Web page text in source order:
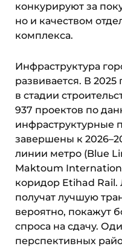
конкурируют за
но и качеством
комплекса.
Инфраструктура
развивается. В 2025
в стадии
937 проектов по
инфраструктурные
завершены к
линии метро (Blue
Maktoum
коридор Etihad
получат лучшую
вероятно, покажут
спроса на сдачу.
перспективных